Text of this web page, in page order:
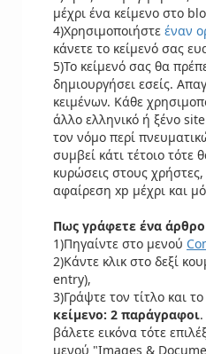
μέχρι ένα κείμενο στο
4)Χρησιμοποιήστε έναν
κάνετε το κείμενό σας
5)Το κείμενό σας θα
δημιουργήσει εσείς.
κειμένων. Κάθε
άλλο ελληνικό ή ξένο
τον νόμο περί
συμβεί κάτι τέτοιο
κυρώσεις στους
αφαίρεση xp μέχρι και
Πως γράφετε ένα
1)Πηγαίντε στο μενού
2)Κάντε κλικ στο δεξί
entry),
3)Γράψτε τον τίτλο και
κείμενο: 2 παράγραφοι
βάλετε εικόνα τότε
μενού "Images &